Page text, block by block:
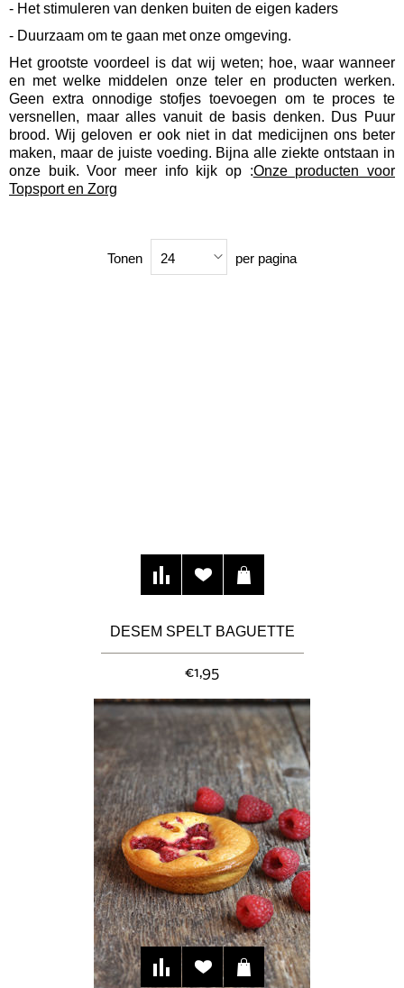
- Het stimuleren van denken buiten de eigen kaders
- Duurzaam om te gaan met onze omgeving.
Het grootste voordeel is dat wij weten; hoe, waar wanneer
en met welke middelen onze teler en producten werken.
Geen extra onnodige stofjes toevoegen om te proces te
versnellen, maar alles vanuit de basis denken. Dus Puur
brood. Wij geloven er ook niet in dat medicijnen ons beter
maken, maar de juiste voeding. Bijna alle ziekte ontstaan in
onze buik. Voor meer info kijk op :Onze producten voor
Topsport en Zorg
Tonen 24 per pagina
DESEM SPELT BAGUETTE
€1,95